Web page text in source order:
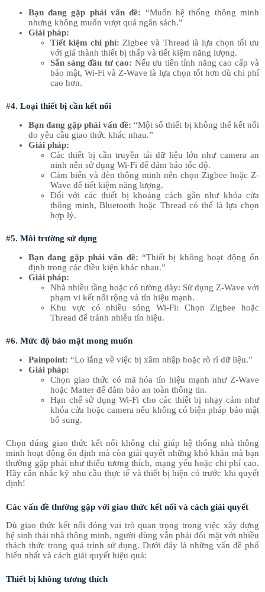
Bạn đang gặp phải vấn đề: “Muốn hệ thống thông minh
nhưng không muốn vượt quá ngân sách.”
Giải pháp:
Tiết kiệm chi phí: Zigbee và Thread là lựa chọn tối ưu
với giá thành thiết bị thấp và tiết kiệm năng lượng.
Sẵn sàng đầu tư cao: Nếu ưu tiên tính năng cao cấp và
bảo mật, Wi-Fi và Z-Wave là lựa chọn tốt hơn dù chi phí
cao hơn.
#4. Loại thiết bị cần kết nối
Bạn đang gặp phải vấn đề:“Một số thiết bị không thể kết nối
do yêu cầu giao thức khác nhau.”
Giải pháp:
Các thiết bị cần truyền tải dữ liệu lớn như camera an
ninh nên sử dụng Wi-Fi để đảm bảo tốc độ.
Cảm biến và đèn thông minh nên chọn Zigbee hoặc Z-
Wave để tiết kiệm năng lượng.
Đối với các thiết bị khoảng cách gần như khóa cửa
thông minh, Bluetooth hoặc Thread có thể là lựa chọn
hợp lý.
#5. Môi trường sử dụng
Bạn đang gặp phải vấn đề: “Thiết bị không hoạt động ổn
định trong các điều kiện khác nhau.”
Giải pháp:
Nhà nhiều tầng hoặc có tường dày: Sử dụng Z-Wave với
phạm vi kết nối rộng và tín hiệu mạnh.
Khu vực có nhiều sóng Wi-Fi: Chọn Zigbee hoặc
Thread để tránh nhiễu tín hiệu.
#6. Mức độ bảo mật mong muốn
Painpoint: “Lo lắng về việc bị xâm nhập hoặc rò rỉ dữ liệu.”
Giải pháp:
Chọn giao thức có mã hóa tín hiệu mạnh như Z-Wave
hoặc Matter để đảm bảo an toàn thông tin.
Hạn chế sử dụng Wi-Fi cho các thiết bị nhạy cảm như
khóa cửa hoặc camera nếu không có biện pháp bảo mật
bổ sung.
Chọn đúng giao thức kết nối không chỉ giúp hệ thống nhà thông
minh hoạt động ổn định mà còn giải quyết những khó khăn mà bạn
thường gặp phải như thiếu tương thích, mạng yếu hoặc chi phí cao.
Hãy cân nhắc kỹ nhu cầu thực tế và thiết bị hiện có trước khi quyết
định!
Các vấn đề thường gặp với giao thức kết nối và cách giải quyết
Dù giao thức kết nối đóng vai trò quan trọng trong việc xây dựng
hệ sinh thái nhà thông minh, người dùng vẫn phải đối mặt với nhiều
thách thức trong quá trình sử dụng. Dưới đây là những vấn đề phổ
biến nhất và cách giải quyết hiệu quả:
Thiết bị không tương thích